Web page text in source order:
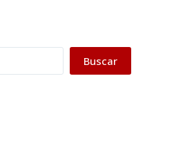
Buscar